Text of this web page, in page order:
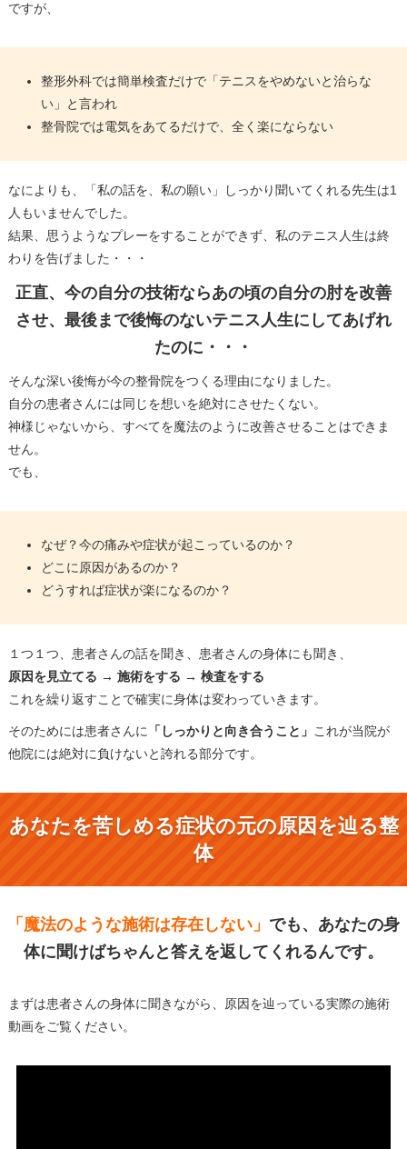
ですが、
整形外科では簡単検査だけで「テニスをやめないと治らな
い」と言われ
整骨院では電気をあてるだけで、全く楽にならない
なによりも、「私の話を、私の願い」しっかり聞いてくれる先生は1
人もいませんでした。
結果、思うようなプレーをすることができず、私のテニス人生は終
わりを告げました・・・
正直、今の自分の技術ならあの頃の自分の肘を改善
させ、最後まで後悔のないテニス人生にしてあげれ
たのに・・・
そんな深い後悔が今の整骨院をつくる理由になりました。
自分の患者さんには同じを想いを絶対にさせたくない。
神様じゃないから、すべてを魔法のように改善させることはできま
せん。
でも、
なぜ？今の痛みや症状が起こっているのか？
どこに原因があるのか？
どうすれば症状が楽になるのか？
１つ１つ、患者さんの話を聞き、患者さんの身体にも聞き、
原因を見立てる → 施術をする → 検査をする
これを繰り返すことで確実に身体は変わっていきます。
そのためには患者さんに 「しっかりと向き合うこと」 これが当院が
他院には絶対に負けないと誇れる部分です。
あなたを苦しめる症状の元の原因を辿る整
体
「魔法のような施術は存在しない」 でも、あなたの身
体に聞けばちゃんと答えを返してくれるんです。
まずは患者さんの身体に聞きながら、原因を辿っている実際の施術
動画をご覧ください。